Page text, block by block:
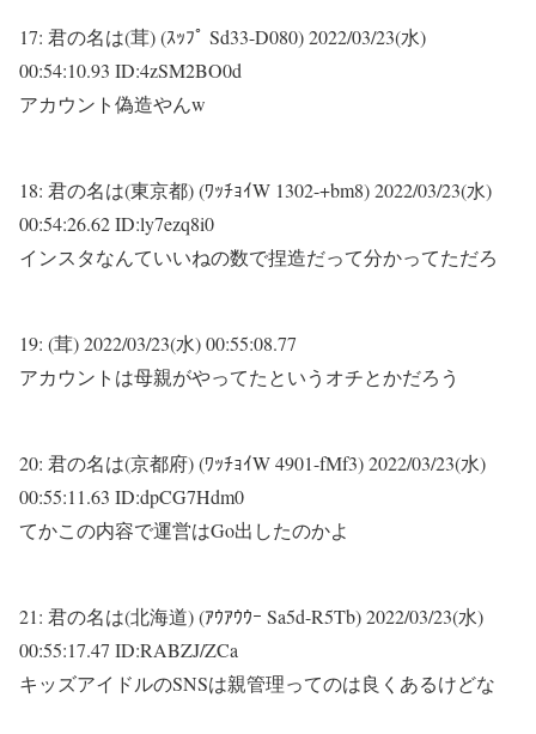
17: 君の名は(茸) (ｽｯﾌﾟ Sd33-D080)2022/03/23(水)
00:54:10.93 ID:4zSM2BO0d
アカウント偽造やんw
18: 君の名は(東京都) (ﾜｯﾁｮｲW 1302-+bm8)2022/03/23(水)
00:54:26.62 ID:ly7ezq8i0
インスタなんていいねの数で捏造だって分かってただろ
19: (茸)2022/03/23(水) 00:55:08.77
アカウントは母親がやってたというオチとかだろう
20: 君の名は(京都府) (ﾜｯﾁｮｲW 4901-fMf3)2022/03/23(水)
00:55:11.63 ID:dpCG7Hdm0
てかこの内容で運営はGo出したのかよ
21: 君の名は(北海道) (ｱｳｱｳｳｰ Sa5d-R5Tb)2022/03/23(水)
00:55:17.47 ID:RABZJ/ZCa
キッズアイドルのSNSは親管理ってのは良くあるけどな